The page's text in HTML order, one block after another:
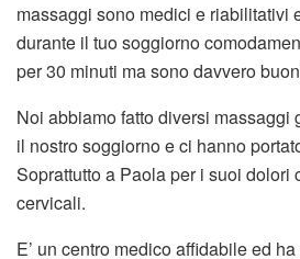
massaggi sono medici e riabilitativi
durante il tuo soggiorno
per 30 minuti ma sono davvero
Noi abbiamo fatto diversi massaggi
il nostro soggiorno e ci hanno
Soprattutto a Paola per i suoi dolori
cervicali.
E’ un centro medico affidabile ed